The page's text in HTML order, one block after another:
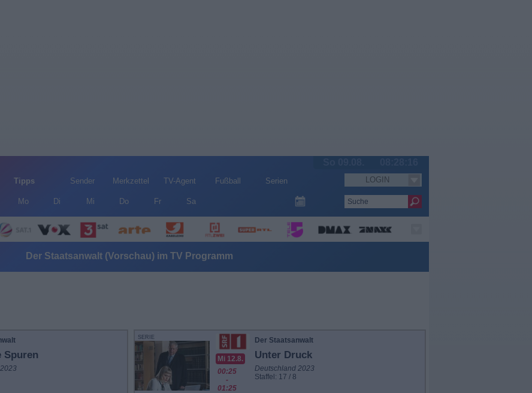
Tipps Sender Merkzettel TV-Agent Fußball Serien
Mo Di Mi Do Fr Sa
LOGIN
Der Staatsanwalt (Vorschau) im TV Programm
Spuren
SERIE
Mi 12.8.
00:25
-
01:25
Der Staatsanwalt
Unter Druck
Deutschland 2023
Staffel: 17 / 8